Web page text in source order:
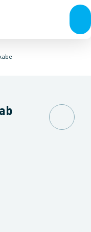
& ventiler